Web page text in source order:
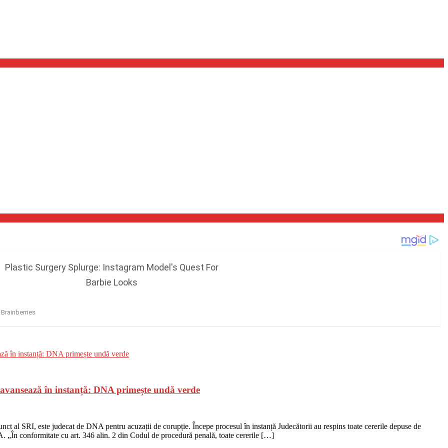
în instanță: DNA primește undă verde
al SRI, este judecat de DNA pentru acuzații de corupție. Începe procesul în instanță Judecătorii au respins toate cererile depuse de
conformitate cu art. 346 alin. 2 din Codul de procedură penală, toate cererile […]